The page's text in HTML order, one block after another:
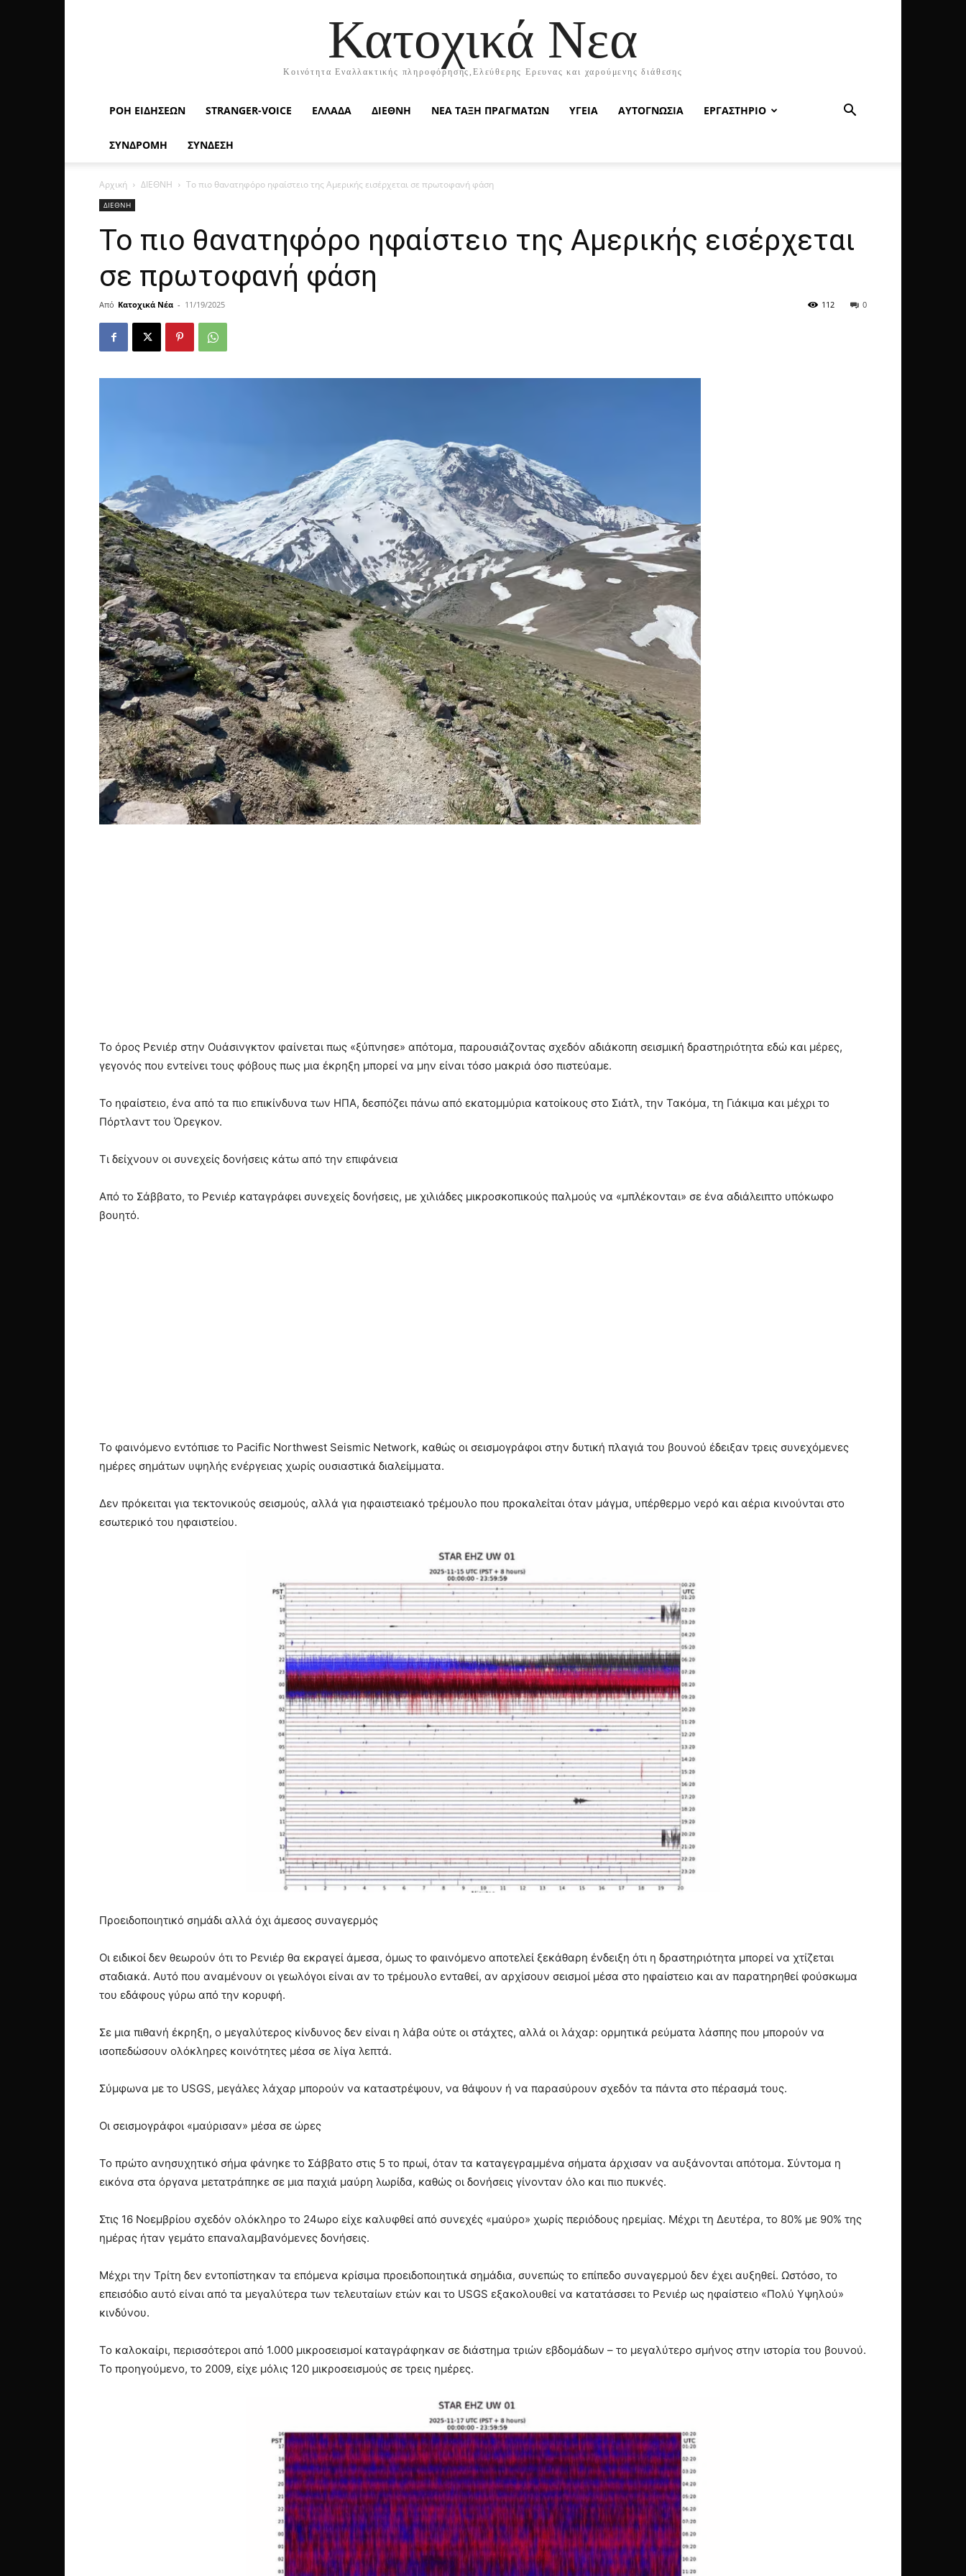
Κατοχικά Νεα
Κοινότητα Εναλλακτικής πληροφόρησης,Ελεύθερης Ερευνας και χαρούμενης διάθεσης
ΡΟΉ ΕΙΔΉΣΕΩΝ STRANGER-VOICE ΕΛΛΑΔΑ ΔΙΕΘΝΗ ΝΕΑ ΤΑΞΗ ΠΡΑΓΜΑΤΩΝ ΥΓΕΙΑ ΑΥΤΟΓΝΩΣΙΑ ΕΡΓΑΣΤΗΡΙΟ
ΣΥΝΔΡΟΜΗ ΣΥΝΔΕΣΗ
Αρχική ΔΙΕΘΝΗ Το πιο θανατηφόρο ηφαίστειο της Αμερικής εισέρχεται σε πρωτοφανή φάση
ΔΙΕΘΝΗ
Το πιο θανατηφόρο ηφαίστειο της Αμερικής εισέρχεται
σε πρωτοφανή φάση
Από Κατοχικά Νέα - 11/19/2025 0
112
Το όρος Ρενιέρ στην Ουάσινγκτον φαίνεται πως «ξύπνησε» απότομα, παρουσιάζοντας σχεδόν αδιάκοπη σεισμική δραστηριότητα εδώ και μέρες,
γεγονός που εντείνει τους φόβους πως μια έκρηξη μπορεί να μην είναι τόσο μακριά όσο πιστεύαμε.
Το ηφαίστειο, ένα από τα πιο επικίνδυνα των ΗΠΑ, δεσπόζει πάνω από εκατομμύρια κατοίκους στο Σιάτλ, την Τακόμα, τη Γιάκιμα και μέχρι το
Πόρτλαντ του Όρεγκον.
Τι δείχνουν οι συνεχείς δονήσεις κάτω από την επιφάνεια
Από το Σάββατο, το Ρενιέρ καταγράφει συνεχείς δονήσεις, με χιλιάδες μικροσκοπικούς παλμούς να «μπλέκονται» σε ένα αδιάλειπτο υπόκωφο
βουητό.
Το φαινόμενο εντόπισε το Pacific Northwest Seismic Network, καθώς οι σεισμογράφοι στην δυτική πλαγιά του βουνού έδειξαν τρεις συνεχόμενες
ημέρες σημάτων υψηλής ενέργειας χωρίς ουσιαστικά διαλείμματα.
Δεν πρόκειται για τεκτονικούς σεισμούς, αλλά για ηφαιστειακό τρέμουλο που προκαλείται όταν μάγμα, υπέρθερμο νερό και αέρια κινούνται στο
εσωτερικό του ηφαιστείου.
Προειδοποιητικό σημάδι αλλά όχι άμεσος συναγερμός
Οι ειδικοί δεν θεωρούν ότι το Ρενιέρ θα εκραγεί άμεσα, όμως το φαινόμενο αποτελεί ξεκάθαρη ένδειξη ότι η δραστηριότητα μπορεί να χτίζεται
σταδιακά. Αυτό που αναμένουν οι γεωλόγοι είναι αν το τρέμουλο ενταθεί, αν αρχίσουν σεισμοί μέσα στο ηφαίστειο και αν παρατηρηθεί φούσκωμα
του εδάφους γύρω από την κορυφή.
Σε μια πιθανή έκρηξη, ο μεγαλύτερος κίνδυνος δεν είναι η λάβα ούτε οι στάχτες, αλλά οι λάχαρ: ορμητικά ρεύματα λάσπης που μπορούν να
ισοπεδώσουν ολόκληρες κοινότητες μέσα σε λίγα λεπτά.
Σύμφωνα με το USGS, μεγάλες λάχαρ μπορούν να καταστρέψουν, να θάψουν ή να παρασύρουν σχεδόν τα πάντα στο πέρασμά τους.
Οι σεισμογράφοι «μαύρισαν» μέσα σε ώρες
Το πρώτο ανησυχητικό σήμα φάνηκε το Σάββατο στις 5 το πρωί, όταν τα καταγεγραμμένα σήματα άρχισαν να αυξάνονται απότομα. Σύντομα η
εικόνα στα όργανα μετατράπηκε σε μια παχιά μαύρη λωρίδα, καθώς οι δονήσεις γίνονταν όλο και πιο πυκνές.
Στις 16 Νοεμβρίου σχεδόν ολόκληρο το 24ωρο είχε καλυφθεί από συνεχές «μαύρο» χωρίς περιόδους ηρεμίας. Μέχρι τη Δευτέρα, το 80% με 90% της
ημέρας ήταν γεμάτο επαναλαμβανόμενες δονήσεις.
Μέχρι την Τρίτη δεν εντοπίστηκαν τα επόμενα κρίσιμα προειδοποιητικά σημάδια, συνεπώς το επίπεδο συναγερμού δεν έχει αυξηθεί. Ωστόσο, το
επεισόδιο αυτό είναι από τα μεγαλύτερα των τελευταίων ετών και το USGS εξακολουθεί να κατατάσσει το Ρενιέρ ως ηφαίστειο «Πολύ Υψηλού»
κινδύνου.
Το καλοκαίρι, περισσότεροι από 1.000 μικροσεισμοί καταγράφηκαν σε διάστημα τριών εβδομάδων – το μεγαλύτερο σμήνος στην ιστορία του βουνού.
Το προηγούμενο, το 2009, είχε μόλις 120 μικροσεισμούς σε τρεις ημέρες.